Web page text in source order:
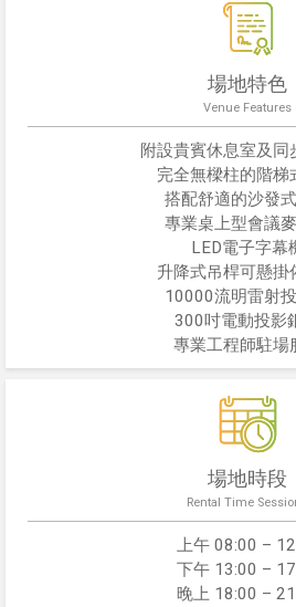
場地特色
Venue Features
附設貴賓休息室及同
完全無樑柱的階梯
搭配舒適的沙發
專業桌上型會議
LED電子字幕
升降式吊桿可懸掛
10000流明雷射
300吋電動投影
專業工程師駐場
場地時段
Rental Time
上午 08:00 –
下午 13:00 –
晚上 18:00 –